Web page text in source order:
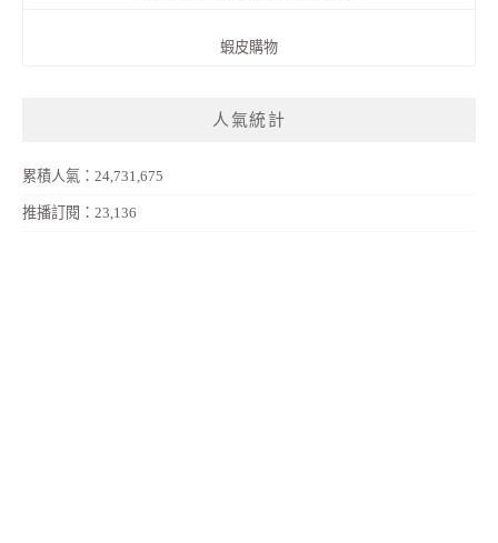
蝦皮購物
人氣統計
累積人氣：24,731,675
推播訂閱：23,136